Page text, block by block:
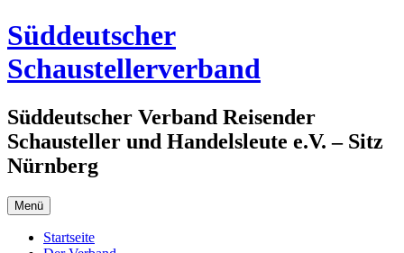
Zum
Inhalt
springen
Süddeutscher
Schaustellerverband
Süddeutscher Verband Reisender
Schausteller und Handelsleute e.V. – Sitz
Nürnberg
Menü
Startseite